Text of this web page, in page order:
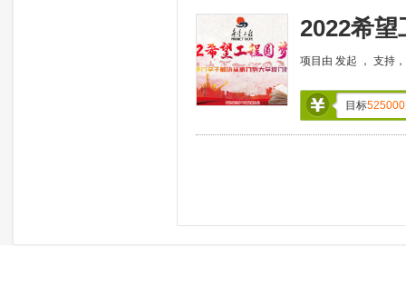
2022希
项目由 发起 ， 支持
目标525000